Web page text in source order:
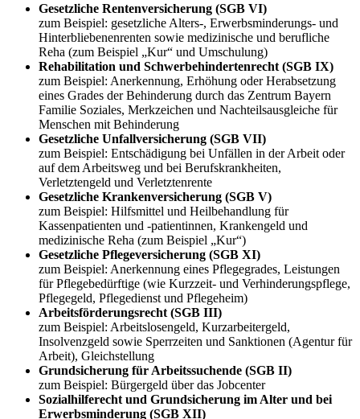
Gesetzliche Rentenversicherung (SGB VI)
zum Beispiel: gesetzliche Alters-, Erwerbsminderungs- und
Hinterbliebenenrenten sowie medizinische und berufliche
Reha (zum Beispiel „Kur“ und Umschulung)
Rehabilitation und Schwerbehindertenrecht (SGB IX)
zum Beispiel: Anerkennung, Erhöhung oder Herabsetzung
eines Grades der Behinderung durch das Zentrum Bayern
Familie Soziales, Merkzeichen und Nachteilsausgleiche für
Menschen mit Behinderung
Gesetzliche Unfallversicherung (SGB VII)
zum Beispiel: Entschädigung bei Unfällen in der Arbeit oder
auf dem Arbeitsweg und bei Berufskrankheiten,
Verletztengeld und Verletztenrente
Gesetzliche Krankenversicherung (SGB V)
zum Beispiel: Hilfsmittel und Heilbehandlung für
Kassenpatienten und -patientinnen, Krankengeld und
medizinische Reha (zum Beispiel „Kur“)
Gesetzliche Pflegeversicherung (SGB XI)
zum Beispiel: Anerkennung eines Pflegegrades, Leistungen
für Pflegebedürftige (wie Kurzzeit- und Verhinderungspflege,
Pflegegeld, Pflegedienst und Pflegeheim)
Arbeitsförderungsrecht (SGB III)
zum Beispiel: Arbeitslosengeld, Kurzarbeitergeld,
Insolvenzgeld sowie Sperrzeiten und Sanktionen (Agentur für
Arbeit), Gleichstellung
Grundsicherung für Arbeitssuchende (SGB II)
zum Beispiel: Bürgergeld über das Jobcenter
Sozialhilferecht und Grundsicherung im Alter und bei
Erwerbsminderung (SGB XII)